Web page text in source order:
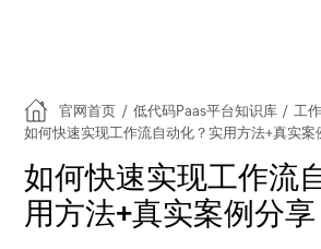
官网首页 / 低代码Paas平台知识库 / 工
如何快速实现工作流自动化？实用方法+真实案
如何快速实现工作流
用方法+真实案例分享